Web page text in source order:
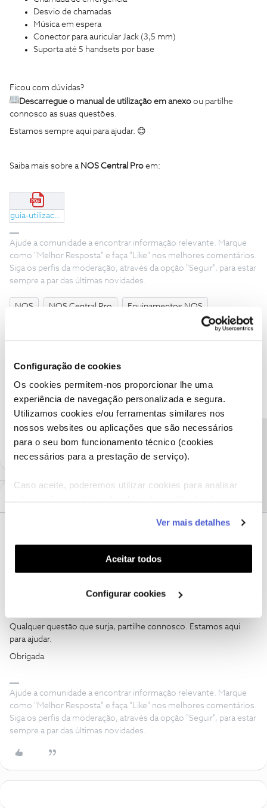
Configuração de cookies
Os cookies permitem-nos proporcionar lhe uma
experiência de navegação personalizada e segura.
Utilizamos cookies e/ou ferramentas similares nos
nossos websites ou aplicações que são necessários
para o seu bom funcionamento técnico (cookies
necessários para a prestação de serviço).
Caso aceite, poderemos utilizar cookies para analisar
funcionalidades (cookies de personalização e
funcionalidade) e adaptar anúncios aos seus interesses
(cookies de publicidade personalizada). Pode gerir a
utilização dos cookies clicando em "Configurar
Ver mais detalhes
Aceitar todos
Configurar cookies
Desvio de chamadas
Música em espera
Conector para auricular Jack (3,5 mm)
Suporta até 5 handsets por base
Ficou com dúvidas?
Descarregue o manual de utilização em anexo ou partilhe
connosco as suas questões.
Estamos sempre aqui para ajudar. 😊
Saiba mais sobre a NOS Central Pro em:
guia-utilizacao-rapida-yealink-w73p.pdf
Ajude a comunidade a encontrar informação relevante. Marque
como "Melhor Resposta" e faça "Like" nos melhores comentários.
Siga os perfis da moderação, através da opção "Seguir", para estar
sempre a par das últimas novidades.
NOS NOS Central Pro Equipamentos NOS
Yealink W73P
2 pessoas gostaram
Forum|Forum|4 months ago
Conheça, neste artigo, todas as caraterísticas e descarregue o
Qualquer questão que surja, partilhe connosco. Estamos aqui
para ajudar.
Obrigada
Ajude a comunidade a encontrar informação relevante. Marque
como "Melhor Resposta" e faça "Like" nos melhores comentários.
Siga os perfis da moderação, através da opção "Seguir", para estar
sempre a par das últimas novidades.